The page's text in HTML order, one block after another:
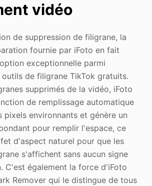
vidéo
de suppression de filigrane, la
fournie par iFoto en fait
exceptionnelle parmi
de filigrane TikTok gratuits.
supprimés de la vidéo, iFoto
de remplissage automatique
pixels environnants et génère un
pour remplir l'espace, ce
d'aspect naturel pour que les
s'affichent sans aucun signe
C'est également la force d'iFoto
Remover qui le distingue de tous